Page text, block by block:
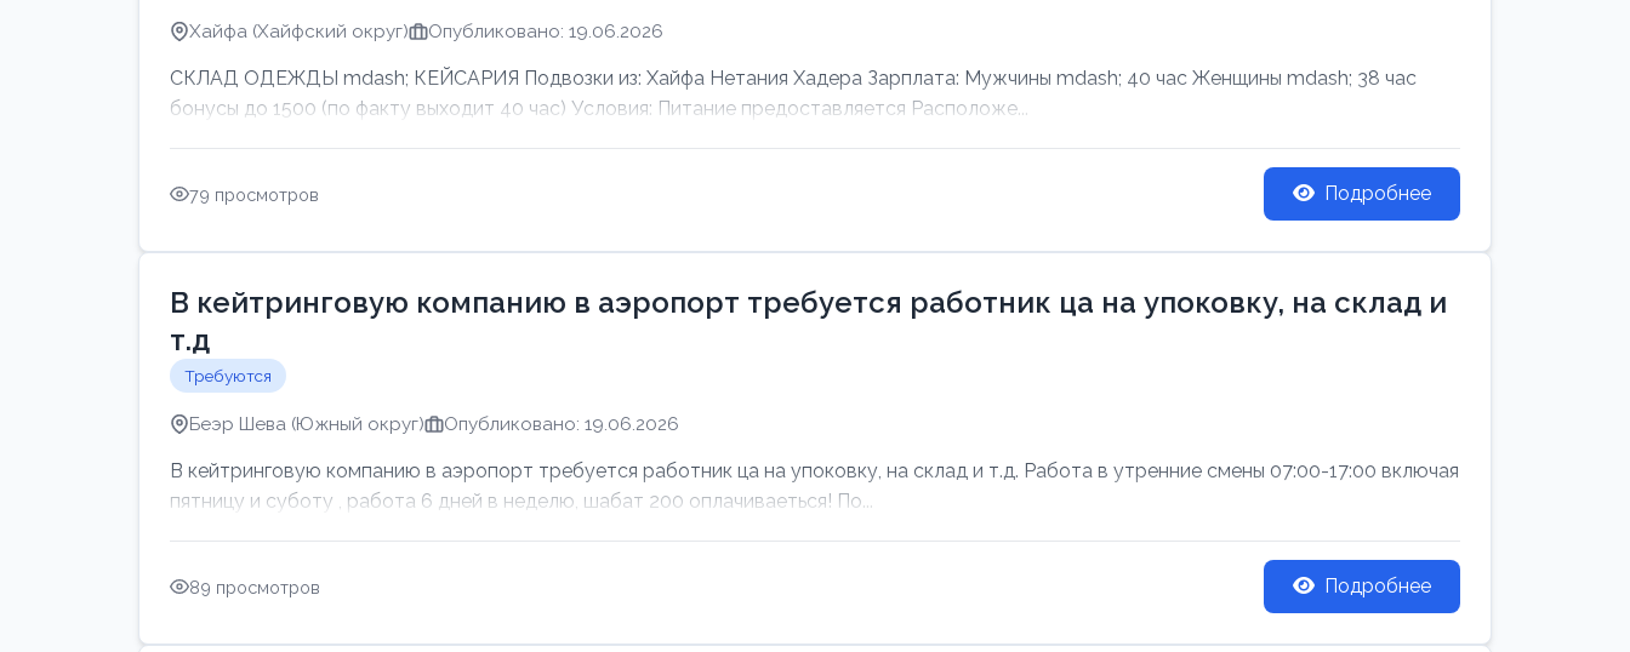
Хайфа (Хайфский округ) Опубликовано: 19.06.2026
СКЛАД ОДЕЖДЫ mdash; КЕЙСАРИЯ Подвозки из: Хайфа Нетания Хадера Зарплата: Мужчины mdash; 40 час Женщины mdash; 38 час
бонусы до 1500 (по факту выходит 40 час) Условия: Питание предоставляется Расположе...
79 просмотров Подробнее
В кейтринговую компанию в аэропорт требуется работник ца на упоковку, на склад и
т.д
Требуются
Беэр Шева (Южный округ) Опубликовано: 19.06.2026
В кейтринговую компанию в аэропорт требуется работник ца на упоковку, на склад и т.д. Работа в утренние смены 07:00-17:00 включая
пятницу и суботу , работа 6 дней в неделю, шабат 200 оплачиваеться! По...
89 просмотров Подробнее